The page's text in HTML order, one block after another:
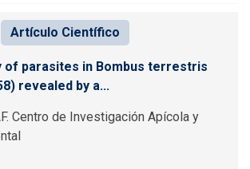
Artículo Científico
of parasites in Bombus terrestris
revealed by a...
Centro de Investigación Apícola y